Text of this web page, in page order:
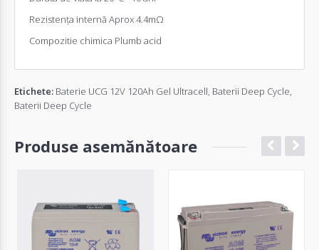
Rezistența internă Aprox 4.4mΩ
Compozitie chimica Plumb acid
Etichete: Baterie UCG 12V 120Ah Gel Ultracell, Baterii Deep Cycle,
Baterii Deep Cycle
Produse asemănătoare